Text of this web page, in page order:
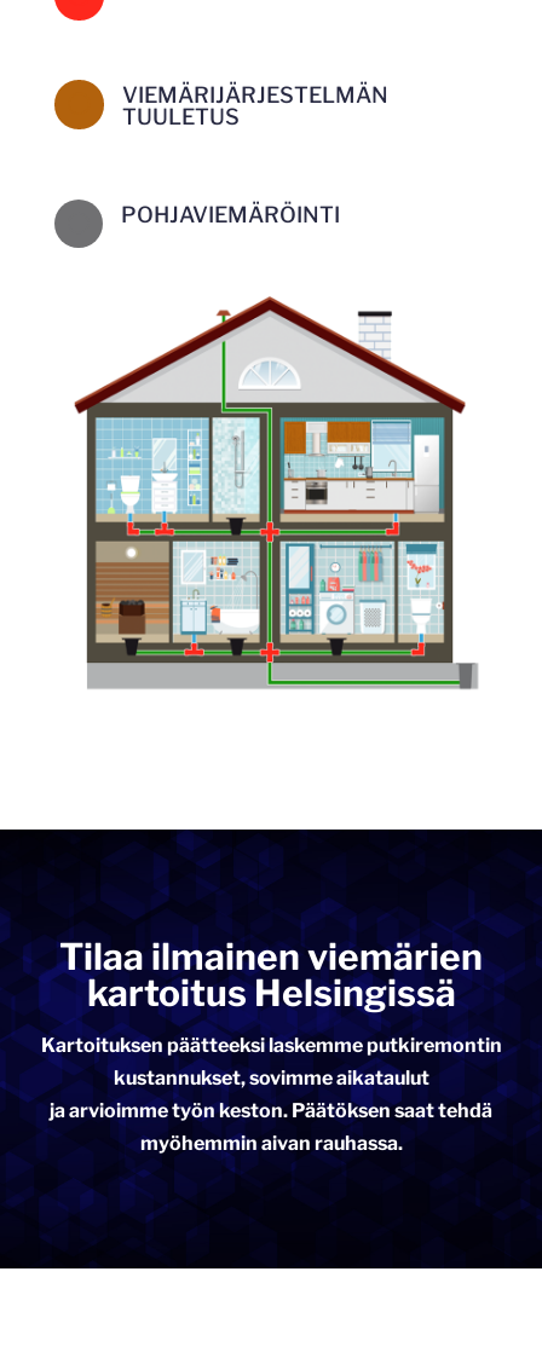
VIEMÄRIJÄRJESTELMÄN
TUULETUS
POHJAVIEMÄRÖINTI
Tilaa ilmainen viemärien
kartoitus Helsingissä
Kartoituksen päätteeksi laskemme putkiremontin
kustannukset, sovimme aikataulut
ja arvioimme työn keston. Päätöksen saat tehdä
myöhemmin aivan rauhassa.